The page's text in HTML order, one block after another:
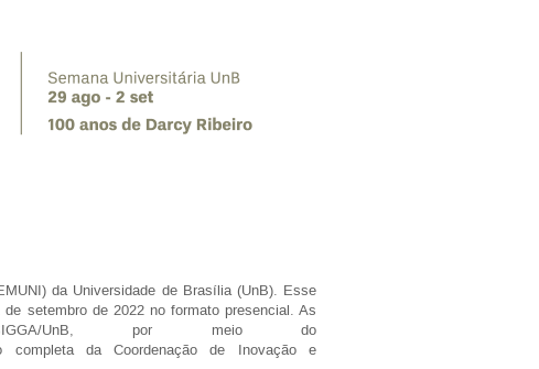
da Universidade de Brasília (UnB). Esse
setembro de 2022 no formato presencial. As
UnB, por meio do
completa da Coordenação de Inovação e